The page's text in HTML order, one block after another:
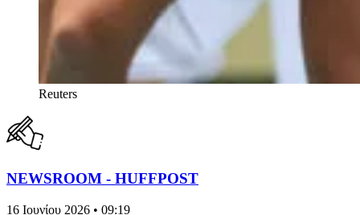
Reuters
NEWSROOM - HUFFPOST
16 Ιουνίου 2026 • 09:19